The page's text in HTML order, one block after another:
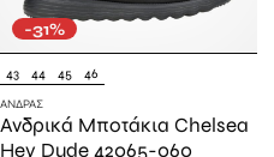
-31%
43 44 45 46
ΆΝΔΡΑΣ
Ανδρικά Μποτάκια Chelsea
Hey Dude 42065-060